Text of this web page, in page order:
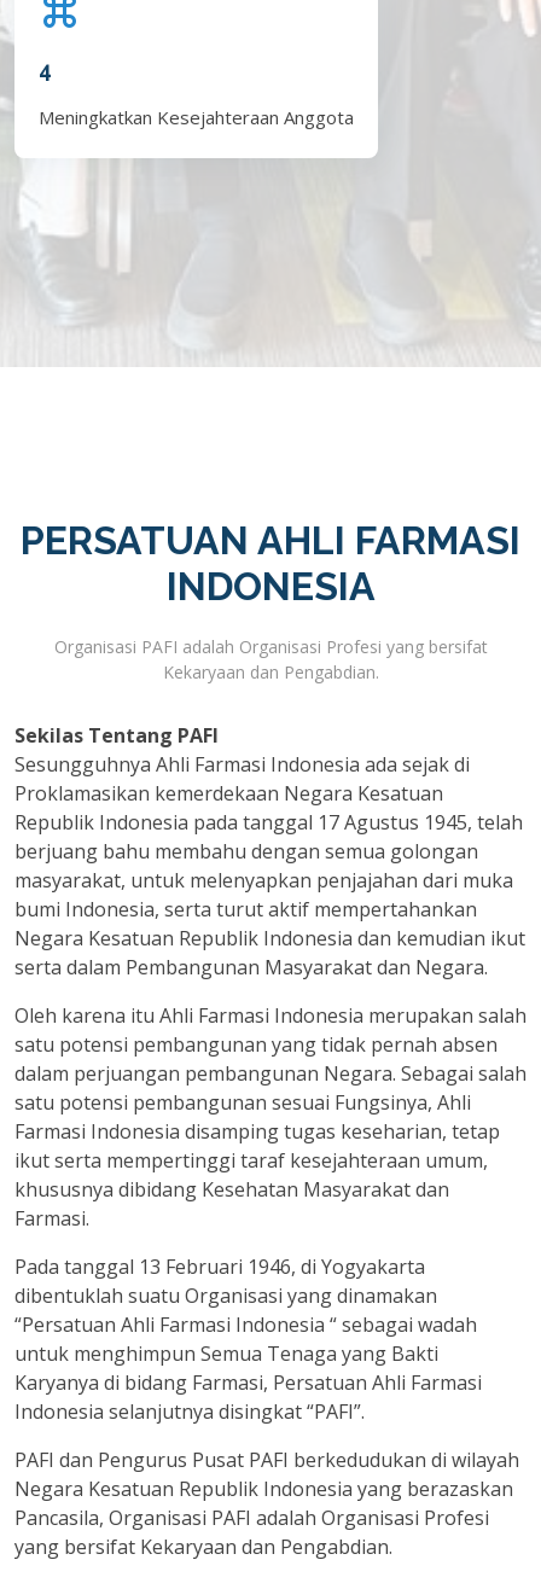
4
Meningkatkan Kesejahteraan Anggota
PERSATUAN AHLI FARMASI
INDONESIA
Organisasi PAFI adalah Organisasi Profesi yang bersifat
Kekaryaan dan Pengabdian.
Sekilas Tentang PAFI
Sesungguhnya Ahli Farmasi Indonesia ada sejak di
Proklamasikan kemerdekaan Negara Kesatuan
Republik Indonesia pada tanggal 17 Agustus 1945, telah
berjuang bahu membahu dengan semua golongan
masyarakat, untuk melenyapkan penjajahan dari muka
bumi Indonesia, serta turut aktif mempertahankan
Negara Kesatuan Republik Indonesia dan kemudian ikut
serta dalam Pembangunan Masyarakat dan Negara.
Oleh karena itu Ahli Farmasi Indonesia merupakan salah
satu potensi pembangunan yang tidak pernah absen
dalam perjuangan pembangunan Negara. Sebagai salah
satu potensi pembangunan sesuai Fungsinya, Ahli
Farmasi Indonesia disamping tugas keseharian, tetap
ikut serta mempertinggi taraf kesejahteraan umum,
khususnya dibidang Kesehatan Masyarakat dan
Farmasi.
Pada tanggal 13 Februari 1946, di Yogyakarta
dibentuklah suatu Organisasi yang dinamakan
“Persatuan Ahli Farmasi Indonesia “ sebagai wadah
untuk menghimpun Semua Tenaga yang Bakti
Karyanya di bidang Farmasi, Persatuan Ahli Farmasi
Indonesia selanjutnya disingkat “PAFI”.
PAFI dan Pengurus Pusat PAFI berkedudukan di wilayah
Negara Kesatuan Republik Indonesia yang berazaskan
Pancasila, Organisasi PAFI adalah Organisasi Profesi
yang bersifat Kekaryaan dan Pengabdian.